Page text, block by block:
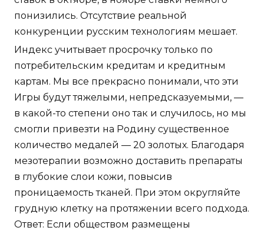
понизились. Отсутствие реальной
конкуренции русским технологиям мешает.
Индекс учитывает просрочку только по
потребительским кредитам и кредитным
картам. Мы все прекрасно понимали, что эти
Игры будут тяжелыми, непредсказуемыми, —
в какой-то степени оно так и случилось, но мы
смогли привезти на Родину существенное
количество медалей — 20 золотых. Благодаря
мезотерапии возможно доставить препараты
в глубокие слои кожи, повысив
проницаемость тканей. При этом округляйте
грудную клетку на протяжении всего подхода.
Ответ: Если обществом размещены